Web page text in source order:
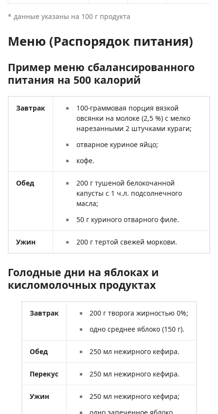
* данные указаны на 100 г продукта
Меню (Распорядок питания)
Пример меню сбалансированного
питания на 500 калорий
Завтрак
100-граммовая порция вязкой
овсянки на молоке (2,5 %) с мелко
нарезанными 2 штучками кураги;
отварное куриное яйцо;
кофе.
Обед
200 г тушеной белокочанной
капусты с 1 ч.л. подсолнечного
масла;
50 г куриного отварного филе.
Ужин 200 г тертой свежей моркови.
Голодные дни на яблоках и
кисломолочных продуктах
Завтрак
200 г творога жирностью 0%;
одно среднее яблоко (150 г).
Обед 250 мл нежирного кефира.
Перекус 250 мл нежирного кефира.
Ужин
250 мл нежирного кефира;